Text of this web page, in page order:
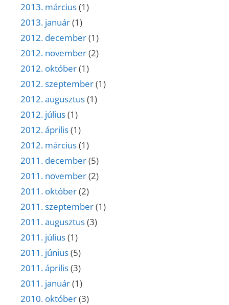
2013. március(1)
2013. január(1)
2012. december(1)
2012. november(2)
2012. október(1)
2012. szeptember(1)
2012. augusztus(1)
2012. július(1)
2012. április(1)
2012. március(1)
2011. december(5)
2011. november(2)
2011. október(2)
2011. szeptember(1)
2011. augusztus(3)
2011. július(1)
2011. június(5)
2011. április(3)
2011. január(1)
2010. október(3)